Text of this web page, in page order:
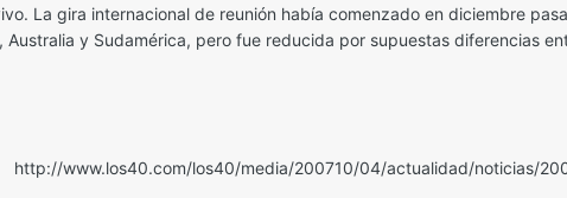
La gira internacional de reunión había comenzado en diciembre
Australia y Sudamérica, pero fue reducida por supuestas diferencias
http://www.los40.com/los40/media/200710/04/actualidad/noticias/